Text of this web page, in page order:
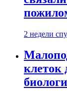
2 недели
клеток
биологи